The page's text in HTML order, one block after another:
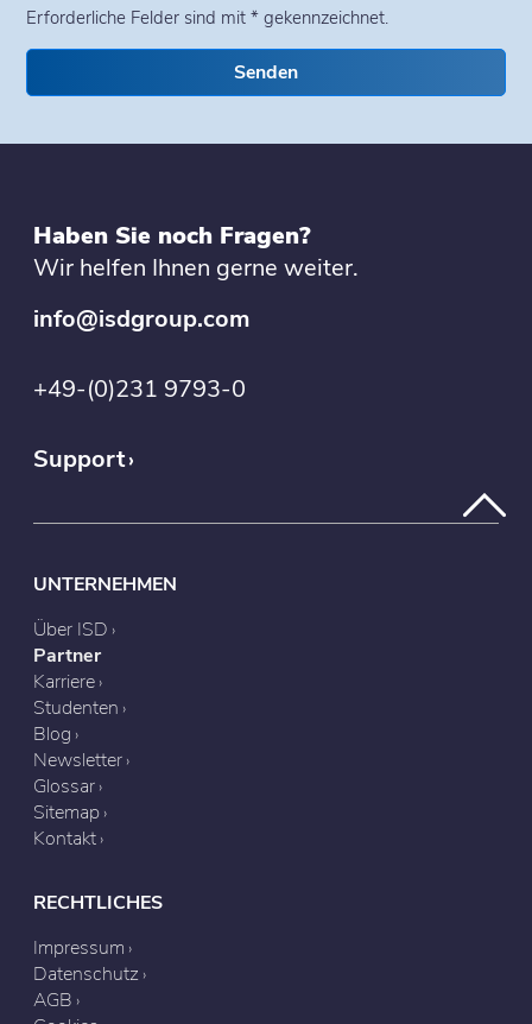
Erforderliche Felder sind mit * gekennzeichnet.
Senden
Haben Sie noch Fragen?
Wir helfen Ihnen gerne weiter.
info@isdgroup.com
+49-(0)231 9793-0
Support
UNTERNEHMEN
Über ISD
Partner
Karriere
Studenten
Blog
Newsletter
Glossar
Sitemap
Kontakt
RECHTLICHES
Impressum
Datenschutz
AGB